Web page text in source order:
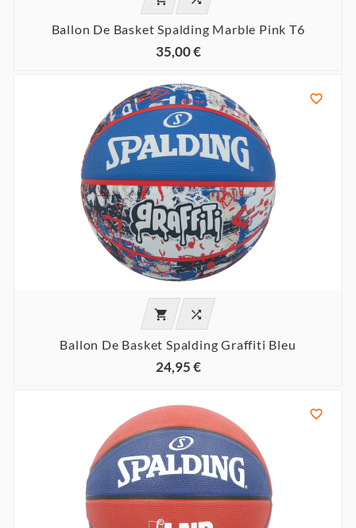
Ballon De Basket Spalding Marble Pink T6
35,00 €

 
Ballon De Basket Spalding Graffiti Bleu
24,95 €
